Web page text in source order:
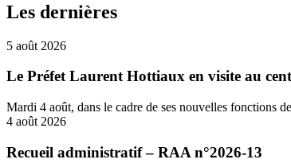
Les dernières
5 août 2026
Le Préfet Laurent Hottiaux en visite au
Mardi 4 août, dans le cadre de ses nouvelles fonctions
4 août 2026
Recueil administratif – RAA n°2026-13